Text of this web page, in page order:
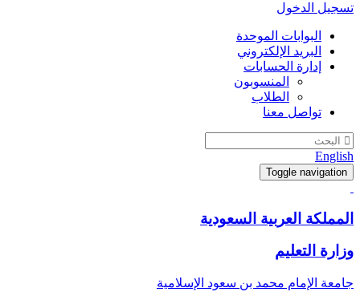
تسجيل الدخول
البوابات الموحدة
البريد الإلكتروني
إدارة الحسابات
المنسوبون
الطلاب
تواصل معنا
English
Toggle navigation
المملكة العربية السعودية
وزارة التعليم
جامعة الإمام محمد بن سعود الإسلامية